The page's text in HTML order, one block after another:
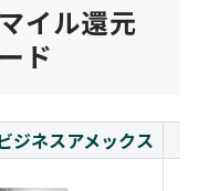
イル還元
ド
ジネスアメックス